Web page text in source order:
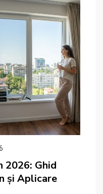
2026: Ghid
și Aplicare